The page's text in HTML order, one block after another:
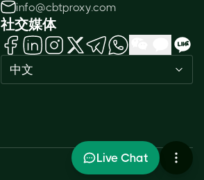
info@cbtproxy.com
社交媒体
中文
1
Live Chat